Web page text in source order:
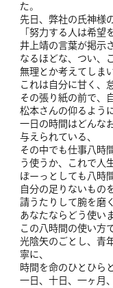
た。
先日、弊社の氏神様
「努力する人は希望
井上靖の言葉が掲示
なるほどな、つい、
無理とか考えてしま
これは自分に甘く、
その張り紙の前で、
松本さんの仰るよう
一日の時間はどんな
与えられている、
その中でも仕事八時
う使うか、これで人
ぼーっとしても八時
自分の足りないもの
請うたりして腕を磨
あなたならどう使い
この八時間の使い方
光陰矢のごとし、青
寧に、
時間を命のひとひら
一日、十日、一ヶ月